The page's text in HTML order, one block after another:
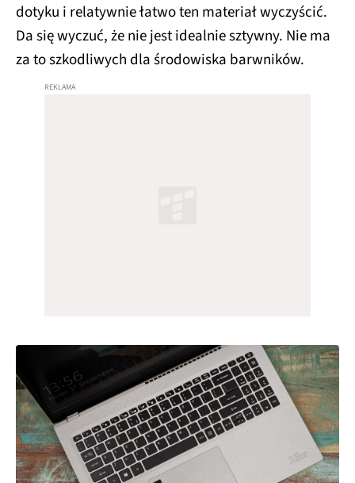
dotyku i relatywnie łatwo ten materiał wyczyścić.
Da się wyczuć, że nie jest idealnie sztywny. Nie ma
za to szkodliwych dla środowiska barwników.